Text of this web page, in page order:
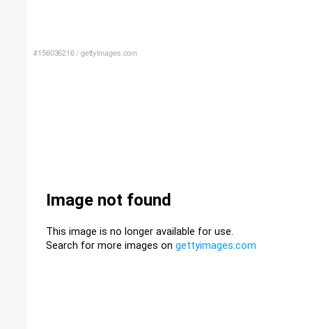
#156036216/gettyimages.com